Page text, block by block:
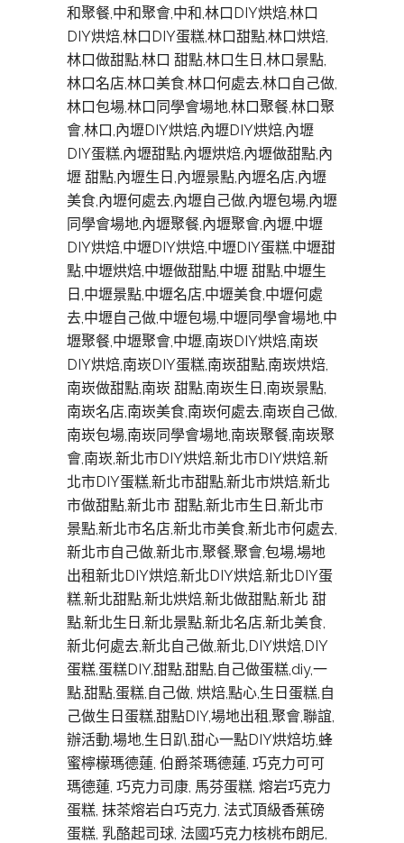
和聚餐,中和聚會,中和,林口DIY烘焙,林口
DIY烘焙,林口DIY蛋糕,林口甜點,林口烘焙,
林口做甜點,林口 甜點,林口生日,林口景點,
林口名店,林口美食,林口何處去,林口自己做,
林口包場,林口同學會場地,林口聚餐,林口聚
會,林口,內壢DIY烘焙,內壢DIY烘焙,內壢
DIY蛋糕,內壢甜點,內壢烘焙,內壢做甜點,內
壢 甜點,內壢生日,內壢景點,內壢名店,內壢
美食,內壢何處去,內壢自己做,內壢包場,內壢
同學會場地,內壢聚餐,內壢聚會,內壢,中壢
DIY烘焙,中壢DIY烘焙,中壢DIY蛋糕,中壢甜
點,中壢烘焙,中壢做甜點,中壢 甜點,中壢生
日,中壢景點,中壢名店,中壢美食,中壢何處
去,中壢自己做,中壢包場,中壢同學會場地,中
壢聚餐,中壢聚會,中壢,南崁DIY烘焙,南崁
DIY烘焙,南崁DIY蛋糕,南崁甜點,南崁烘焙,
南崁做甜點,南崁 甜點,南崁生日,南崁景點,
南崁名店,南崁美食,南崁何處去,南崁自己做,
南崁包場,南崁同學會場地,南崁聚餐,南崁聚
會,南崁,新北市DIY烘焙,新北市DIY烘焙,新
北市DIY蛋糕,新北市甜點,新北市烘焙,新北
市做甜點,新北市 甜點,新北市生日,新北市
景點,新北市名店,新北市美食,新北市何處去,
新北市自己做,新北市,聚餐,聚會,包場,場地
出租新北DIY烘焙,新北DIY烘焙,新北DIY蛋
糕,新北甜點,新北烘焙,新北做甜點,新北 甜
點,新北生日,新北景點,新北名店,新北美食,
新北何處去,新北自己做,新北,DIY烘焙,DIY
蛋糕,蛋糕DIY,甜點,甜點,自己做蛋糕,diy,一
點,甜點,蛋糕,自己做, 烘焙,點心,生日蛋糕,自
己做生日蛋糕,甜點DIY,場地出租,聚會,聯誼,
辦活動,場地,生日趴,甜心一點DIY烘焙坊,蜂
蜜檸檬瑪德蓮, 伯爵茶瑪德蓮, 巧克力可可
瑪德蓮, 巧克力司康, 馬芬蛋糕, 熔岩巧克力
蛋糕, 抹茶熔岩白巧克力, 法式頂級香蕉磅
蛋糕, 乳酪起司球, 法國巧克力核桃布朗尼,